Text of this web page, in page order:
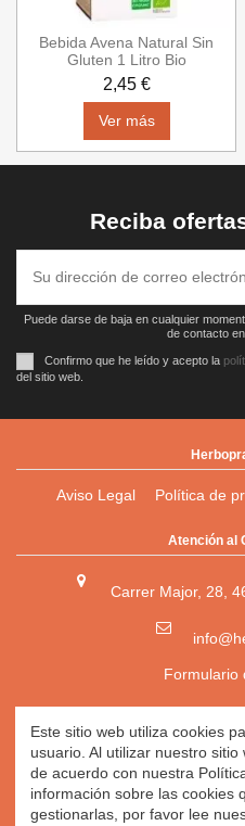
Bebida Avena Natural Sin
Gluten 1 Litro Bio
2,45 €
Ver más
Reciba
Puede darse de baja en cualquier
de contacto
Confirmo que he leído y acepto la
del sitio web.
Aviso Legal Política de
Atención al
Carrer Major, 28,
Formulario
Herbolario|Herboristería
Herbodietética |Tienda
Este sitio web utiliza cookies
usuario. Al utilizar nuestro
de acuerdo con nuestra
información sobre las cookies
gestionarlas, por favor lee